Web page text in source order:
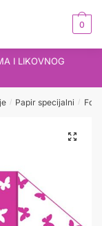
0
I LIKOVNOG
/ Papir specijalni /